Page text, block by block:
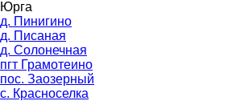
Юрга
д. Пинигино
д. Писаная
д. Солонечная
пгт Грамотеино
пос. Заозерный
с. Красноселка